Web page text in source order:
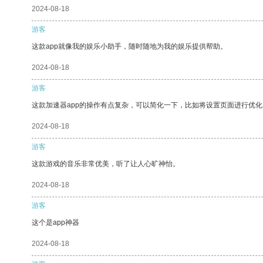
2024-08-18
游客
这款app就像我的娱乐小助手，随时随地为我的娱乐提供帮助。
2024-08-18
游客
这款加速器app的操作有点复杂，可以简化一下，比如将设置页面进行优
2024-08-18
游客
这款游戏的音乐非常优美，听了让人心旷神怡。
2024-08-18
游客
这个是app神器
2024-08-18